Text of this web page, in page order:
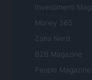
Investimenti
Money 365
Zona Nerd
B2B Magazine
People Magazine